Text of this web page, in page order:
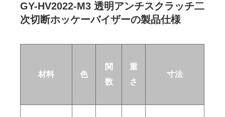
GY-HV2022-M3 透明アンチスクラッチ二
次切断ホッケーバイザーの製品仕様
材料 色
関
数
重
さ
寸法